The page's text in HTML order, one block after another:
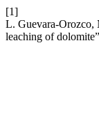
[1]
L. Guevara-Orozco,
leaching of